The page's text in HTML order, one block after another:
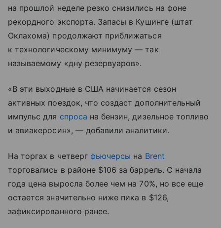
на прошлой неделе резко снизились на фоне
рекордного экспорта. Запасы в Кушинге (штат
Оклахома) продолжают приближаться
к технологическому минимуму — так
называемому «дну резервуаров».
«В эти выходные в США начинается сезон
активных поездок, что создаст дополнительный
импульс для спроса на бензин, дизельное топливо
и авиакеросин», — добавили аналитики.
На торгах в четверг фьючерсы на Brent
торговались в районе $106 за баррель. С начала
года цена выросла более чем на 70%, но все еще
остается значительно ниже пика в $126,
зафиксированного ранее.